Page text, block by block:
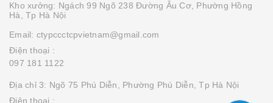
Kho xưởng: Ngách 99 Ngõ 238 Đường Âu Cơ, Phường Hồng
Hà, Tp Hà Nội
Email: ctypccctcpvietnam@gmail.com
Điện thoại :
097 181 1122
Địa chỉ 3: Ngõ 75 Phú Diễn, Phường Phú Diễn, Tp Hà Nội
Điện thoại :